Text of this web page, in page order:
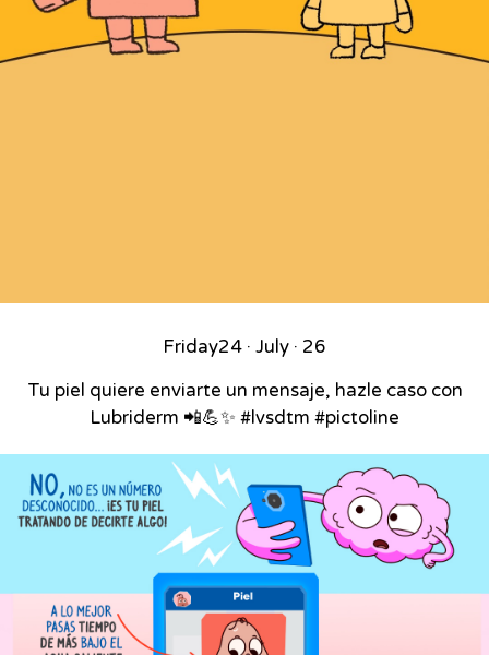
Friday24 · July · 26
Tu piel quiere enviarte un mensaje, hazle caso con
Lubriderm 📲💪✨ #lvsdtm #pictoline